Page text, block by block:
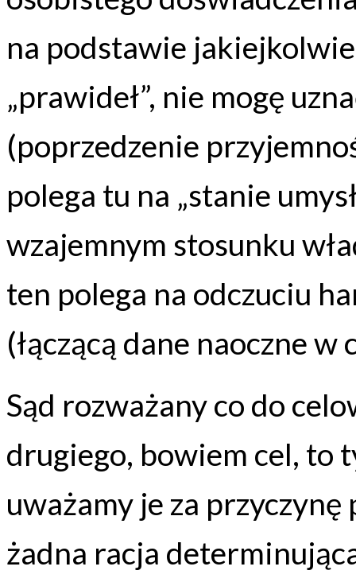
na podstawie
„prawideł”, nie mogę
(poprzedzenie
polega tu na „stanie
wzajemnym stosunku
ten polega na odczuciu
(łączącą dane naoczne w
Sąd rozważany co do
drugiego, bowiem cel, to
uważamy je za przyczynę
żadna racja